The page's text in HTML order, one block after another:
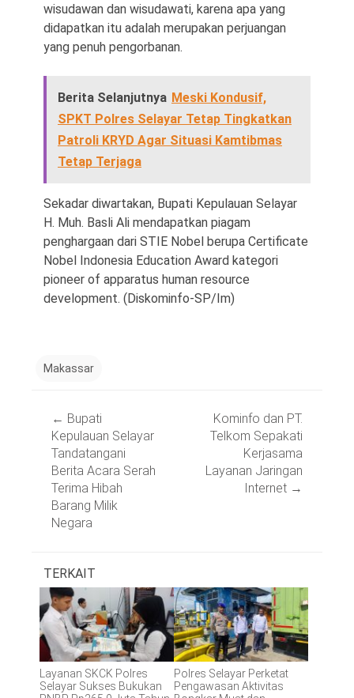
wisudawan dan wisudawati, karena apa yang
didapatkan itu adalah merupakan perjuangan
yang penuh pengorbanan.
Berita Selanjutnya Meski Kondusif,
SPKT Polres Selayar Tetap Tingkatkan
Patroli KRYD Agar Situasi Kamtibmas
Tetap Terjaga
Sekadar diwartakan, Bupati Kepulauan Selayar
H. Muh. Basli Ali mendapatkan piagam
penghargaan dari STIE Nobel berupa Certificate
Nobel Indonesia Education Award kategori
pioneer of apparatus human resource
development. (Diskominfo-SP/Im)
Makassar
navigation
← Bupati
Kepulauan Selayar
Tandatangani
Berita Acara Serah
Terima Hibah
Barang Milik
Negara
Kominfo dan PT.
Telkom Sepakati
Kerjasama
Layanan Jaringan
Internet →
TERKAIT
Layanan SKCK Polres
Selayar Sukses Bukukan
Polres Selayar Perketat
Pengawasan Aktivitas